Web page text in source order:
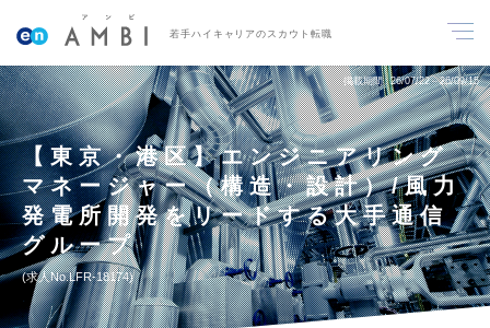
若手ハイキャリアのスカウト転職
掲載期間 26/07/22～26/09/15
【東京・港区】エンジニアリング
マネージャー（構造・設計）/風力
発電所開発をリードする大手通信
グループ
求人No.LFR-18174